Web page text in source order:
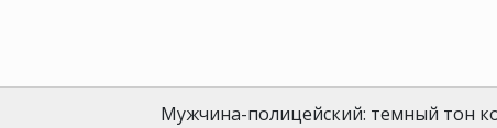
Мужчина-полицейский: темный тон